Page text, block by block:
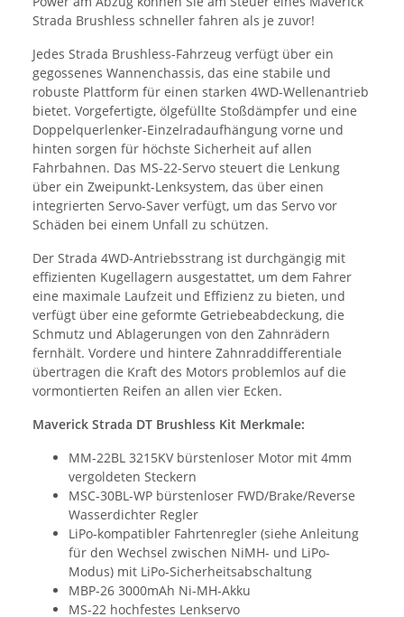
Strada Brushless schneller fahren als je zuvor!
Jedes Strada Brushless-Fahrzeug verfügt über ein
gegossenes Wannenchassis, das eine stabile und
robuste Plattform für einen starken 4WD-Wellenantrieb
bietet. Vorgefertigte, ölgefüllte Stoßdämpfer und eine
Doppelquerlenker-Einzelradaufhängung vorne und
hinten sorgen für höchste Sicherheit auf allen
Fahrbahnen. Das MS-22-Servo steuert die Lenkung
über ein Zweipunkt-Lenksystem, das über einen
integrierten Servo-Saver verfügt, um das Servo vor
Schäden bei einem Unfall zu schützen.
Der Strada 4WD-Antriebsstrang ist durchgängig mit
effizienten Kugellagern ausgestattet, um dem Fahrer
eine maximale Laufzeit und Effizienz zu bieten, und
verfügt über eine geformte Getriebeabdeckung, die
Schmutz und Ablagerungen von den Zahnrädern
fernhält. Vordere und hintere Zahnraddifferentiale
übertragen die Kraft des Motors problemlos auf die
vormontierten Reifen an allen vier Ecken.
Maverick Strada DT Brushless Kit Merkmale:
MM-22BL 3215KV bürstenloser Motor mit 4mm
vergoldeten Steckern
MSC-30BL-WP bürstenloser FWD/Brake/Reverse
Wasserdichter Regler
LiPo-kompatibler Fahrtenregler (siehe Anleitung
für den Wechsel zwischen NiMH- und LiPo-
Modus) mit LiPo-Sicherheitsabschaltung
MBP-26 3000mAh Ni-MH-Akku
MS-22 hochfestes Lenkservo